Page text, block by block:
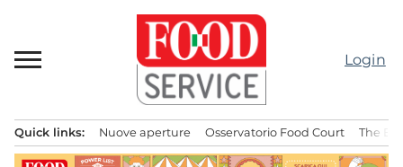
contenuto
Login
principale
Quick links: Nuove aperture Osservatorio Food Court The